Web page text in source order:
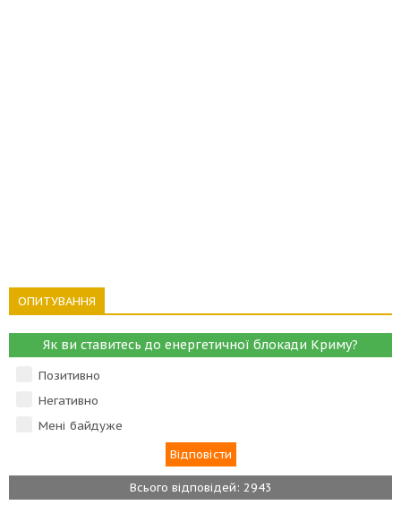
ОПИТУВАННЯ
Як ви ставитесь до енергетичної блокади Криму?
Позитивно
Негативно
Мені байдуже
Всього відповідей: 2943